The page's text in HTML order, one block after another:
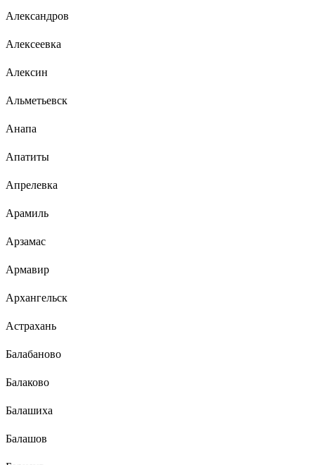
Александров
Алексеевка
Алексин
Альметьевск
Анапа
Апатиты
Апрелевка
Арамиль
Арзамас
Армавир
Архангельск
Астрахань
Балабаново
Балаково
Балашиха
Балашов